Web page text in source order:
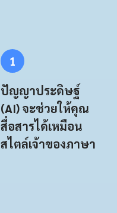
1
ปัญญาประดิษฐ์
(AI) จะช่วยให้คุณ
สื่อสารได้เหมือน
สไตล์เจ้าของภาษา